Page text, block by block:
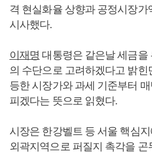
격 현실화율 상향과 공정시장
시사했다.
이재명 대통령은 같은날 세금을
의 수단으로 고려하겠다고 밝힌
등한 시장가와 과세 기준부터
피겠다는 뜻으로 읽혔다.
시장은 한강벨트 등 서울 핵심
외곽지역으로 퍼질지 촉각을 곤